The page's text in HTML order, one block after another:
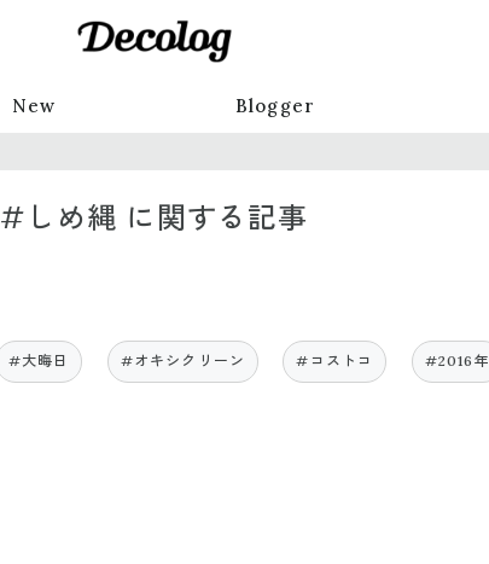
New Blogger
#しめ縄 に関する記事
#大晦日 #オキシクリーン #コストコ #2016年